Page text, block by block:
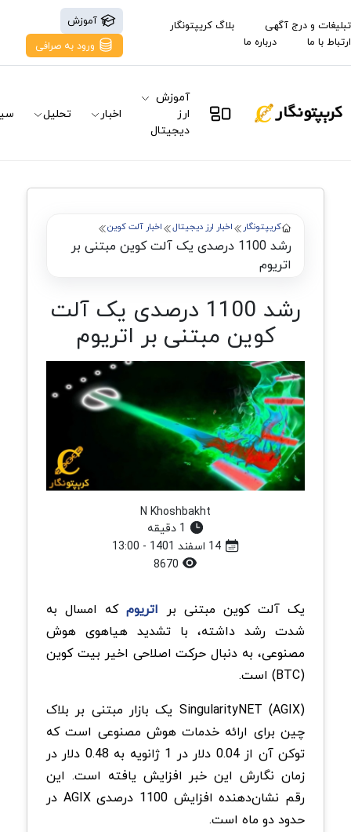
تبلیغات و درج آگهی
بلاگ کریپتونگار
ارتباط با ما
درباره ما
آموزش
ورود به صرافی
آموزش
ارز
دیجیتال
اخبار تحلیل
کریپتونگار اخبار ارز دیجیتال اخبار آلت کوین
رشد 1100 درصدی یک آلت کوین مبتنی بر
اتریوم
رشد 1100 درصدی یک آلت
کوین مبتنی بر اتریوم
N Khoshbakht
14 اسفند 1401 - 13:00
یک آلت کوین مبتنی بر اتریومکه امسال به
شدت رشد داشته، با تشدید هیاهوی هوش
مصنوعی، به دنبال حرکت اصلاحی اخیر بیت کوین
(BTC) است.
SingularityNET (AGIX) یک بازار مبتنی بر بلاک
چین برای ارائه خدمات هوش مصنوعی است که
توکن آن از 0.04 دلار در 1 ژانویه به 0.48 دلار در
زمان نگارش این خبر افزایش یافته است. این
رقم نشان‌دهنده افزایش 1100 درصدی AGIX در
حدود دو ماه است.